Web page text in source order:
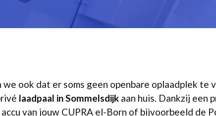
ook dat er soms geen openbare oplaadplek te
laadpaal in Sommelsdijk aan huis. Dankzij een
van jouw CUPRA el-Born of bijvoorbeeld de